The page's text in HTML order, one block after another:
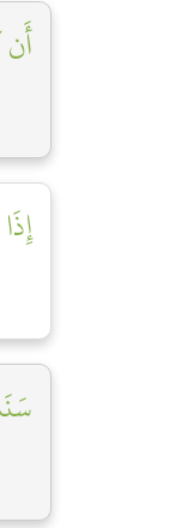
أَن